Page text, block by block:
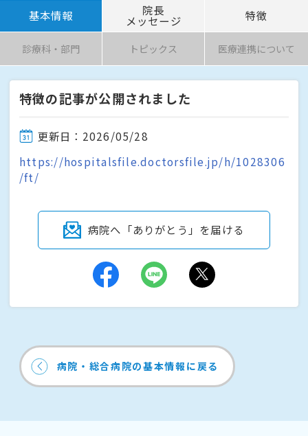
基本情報 院長
メッセージ 特徴
診療科・部門 トピックス 医療連携について
特徴の記事が公開されました
更新日：2026/05/28
https://hospitalsfile.doctorsfile.jp/h/1028306
/ft/
病院へ「ありがとう」を届ける
病院・総合病院の基本情報に戻る